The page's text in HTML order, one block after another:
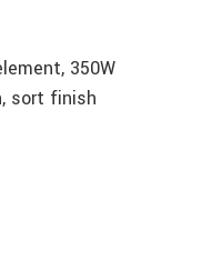
350W
sort finish